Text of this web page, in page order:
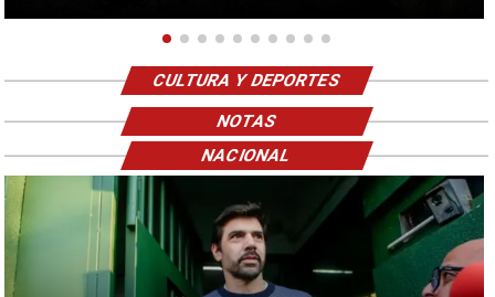
CULTURA Y DEPORTES
NOTAS
NACIONAL